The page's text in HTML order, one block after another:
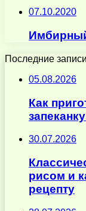
07.10.2020
Последние записи
05.08.2026
Как
30.07.2026
рисом и
рецепту